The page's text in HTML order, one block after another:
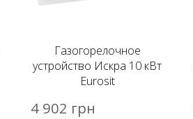
Газогорелочное
устройство Искра 10 кВт
Eurosit
4 902 грн